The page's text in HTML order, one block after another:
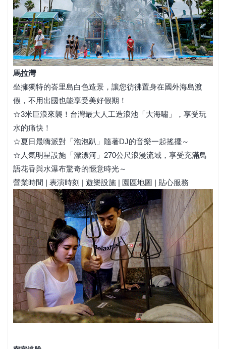
馬拉灣
坐擁獨特的峇里島白色造景，讓您彷彿置身在國外海島渡
假，不用出國也能享受美好假期！
☆3米巨浪來襲！台灣最大人工造浪池「大海嘯」，享受玩
水的痛快！
☆夏日最嗨派對「泡泡趴」隨著DJ的音樂一起搖擺～
☆人氣明星設施「漂漂河」270公尺浪漫流域，享受充滿鳥
語花香與水瀑布驚奇的愜意時光～
營業時間 | 表演時刻 | 遊樂設施 | 園區地圖 | 貼心服務